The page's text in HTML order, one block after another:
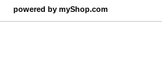
powered bymyShop.com